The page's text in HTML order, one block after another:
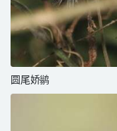
圆尾娇鹟